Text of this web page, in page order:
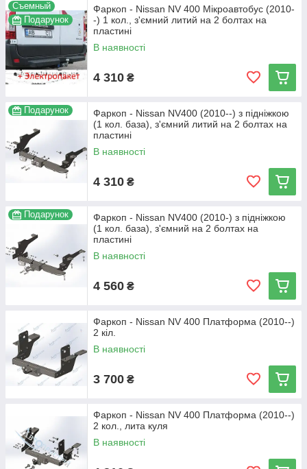
Съемный
Подарунок
Фаркоп - Nissan NV 400 Мікроавтобус (2010-
-) 1 кол., з'ємний литий на 2 болтах на
пластині
В наявності
4 310 ₴
Подарунок
Фаркоп - Nissan NV400 (2010--) з підніжкою
(1 кол. база), з'ємний литий на 2 болтах на
пластині
В наявності
4 310 ₴
Подарунок
Фаркоп - Nissan NV400 (2010-) з підніжкою
(1 кол. база), з'ємний на 2 болтах на
пластині
В наявності
4 560 ₴
Фаркоп - Nissan NV 400 Платформа (2010--)
2 кіл.
В наявності
3 700 ₴
Фаркоп - Nissan NV 400 Платформа (2010--)
2 кол., лита куля
В наявності